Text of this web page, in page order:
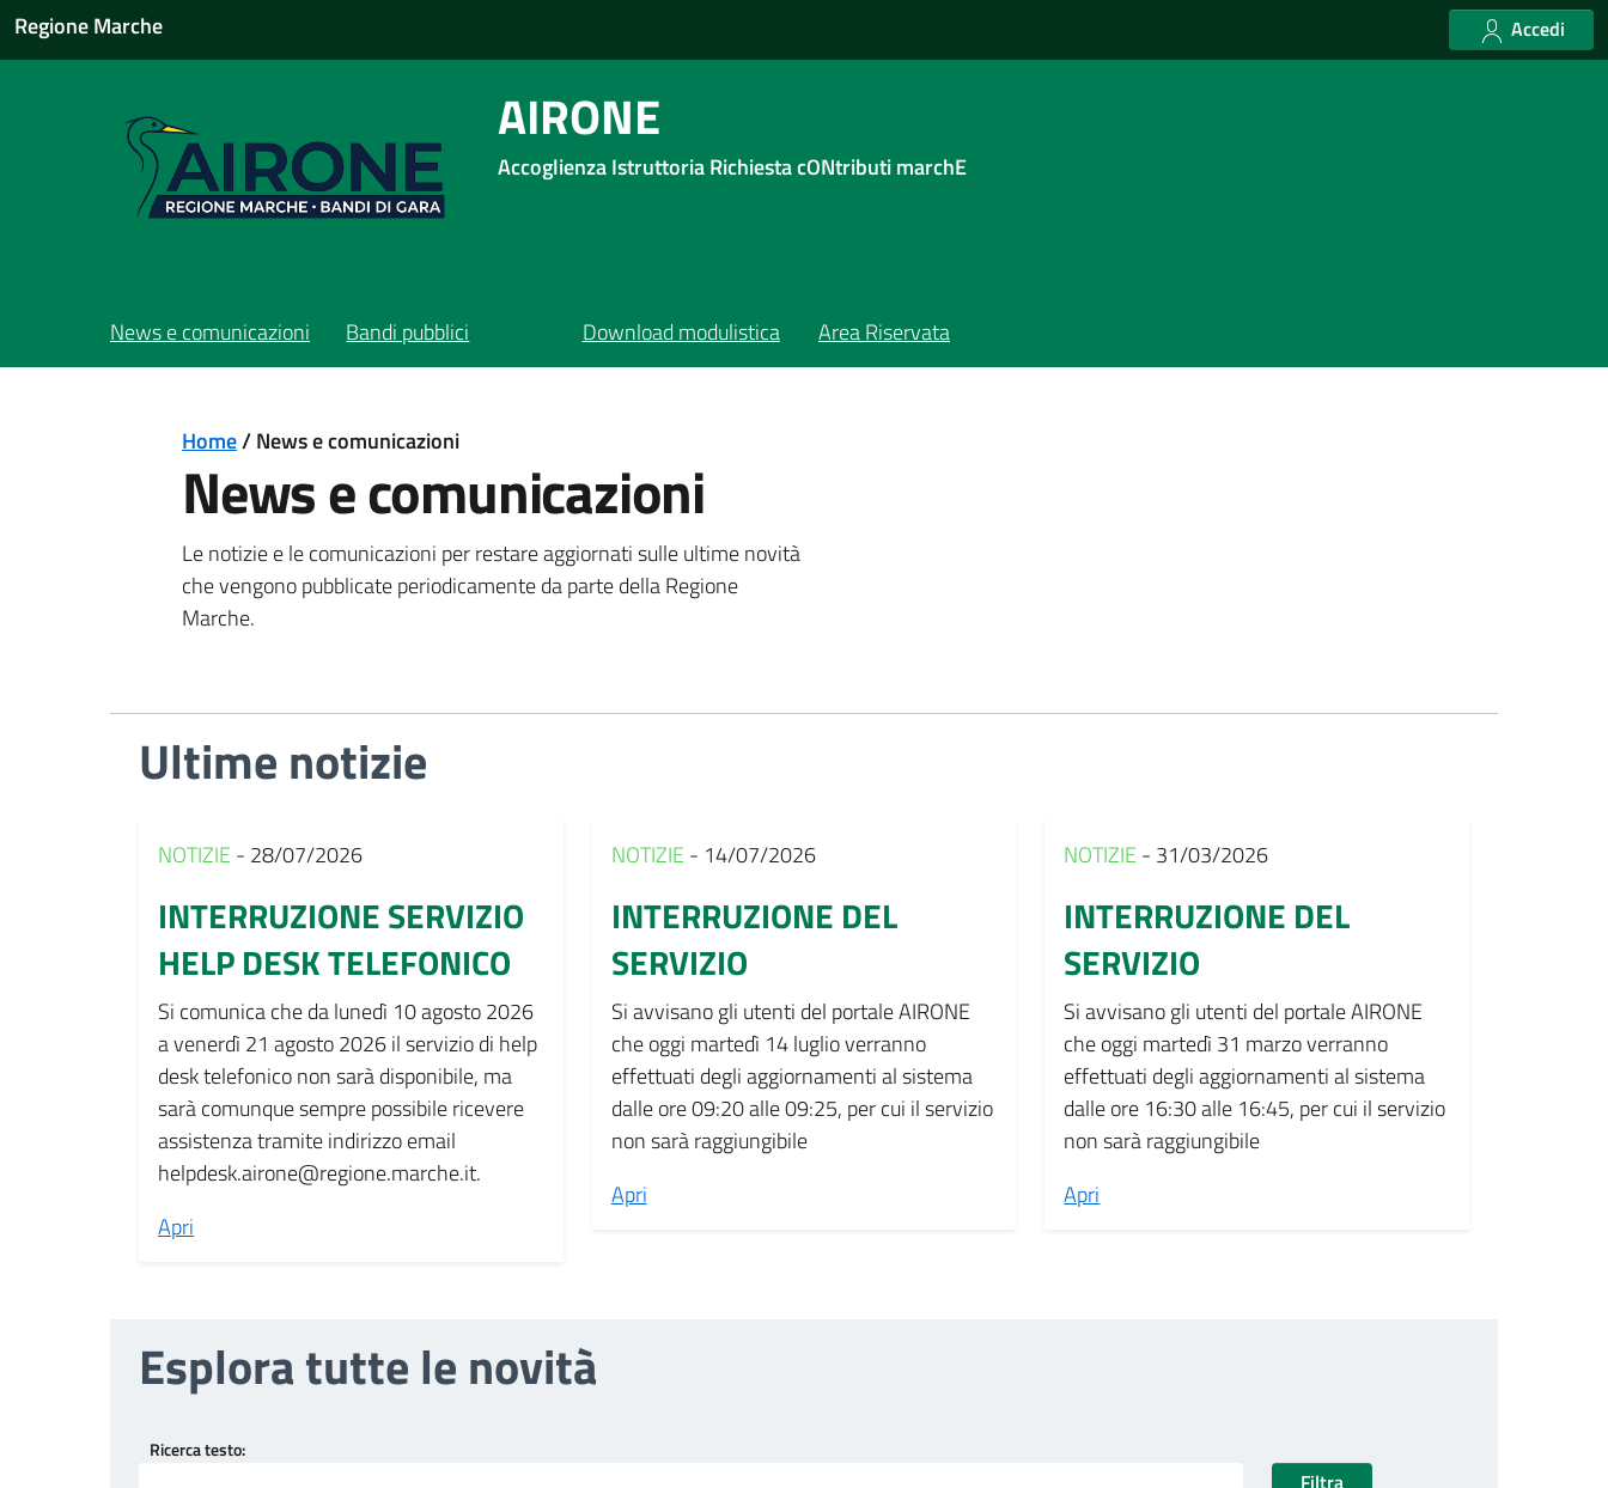
Regione Marche Accedi
AIRONE
Accoglienza Istruttoria Richiesta cONtributi marchE
News e comunicazioni Bandi pubblici Download modulistica Area Riservata
Home/News e comunicazioni
News e comunicazioni
Le notizie e le comunicazioni per restare aggiornati sulle ultime novità
che vengono pubblicate periodicamente da parte della Regione
Marche.
Ultime notizie
NOTIZIE - 28/07/2026
INTERRUZIONE SERVIZIO
HELP DESK TELEFONICO
Si comunica che da lunedì 10 agosto 2026
a venerdì 21 agosto 2026 il servizio di help
desk telefonico non sarà disponibile, ma
sarà comunque sempre possibile ricevere
assistenza tramite indirizzo email
helpdesk.airone@regione.marche.it.
Apri
NOTIZIE - 14/07/2026
INTERRUZIONE DEL
SERVIZIO
Si avvisano gli utenti del portale AIRONE
che oggi martedì 14 luglio verranno
effettuati degli aggiornamenti al sistema
dalle ore 09:20 alle 09:25, per cui il servizio
non sarà raggiungibile
Apri
NOTIZIE - 31/03/2026
INTERRUZIONE DEL
SERVIZIO
Si avvisano gli utenti del portale AIRONE
che oggi martedì 31 marzo verranno
effettuati degli aggiornamenti al sistema
dalle ore 16:30 alle 16:45, per cui il servizio
non sarà raggiungibile
Apri
Esplora tutte le novità
Ricerca testo: